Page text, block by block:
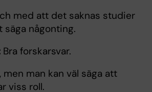
med att det saknas studier
säga någonting.
Bra forskarsvar.
men man kan väl säga att
viss roll.